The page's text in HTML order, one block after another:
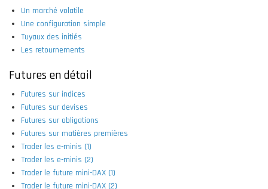
Un marché volatile
Une configuration simple
Tuyaux des initiés
Les retournements
Futures en détail
Futures sur indices
Futures sur devises
Futures sur obligations
Futures sur matières premières
Trader les e-minis (1)
Trader les e-minis (2)
Trader le future mini-DAX (1)
Trader le future mini-DAX (2)